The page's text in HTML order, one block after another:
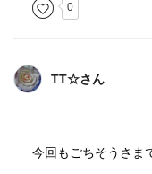
0
TT☆さん
今回もごちそうさま